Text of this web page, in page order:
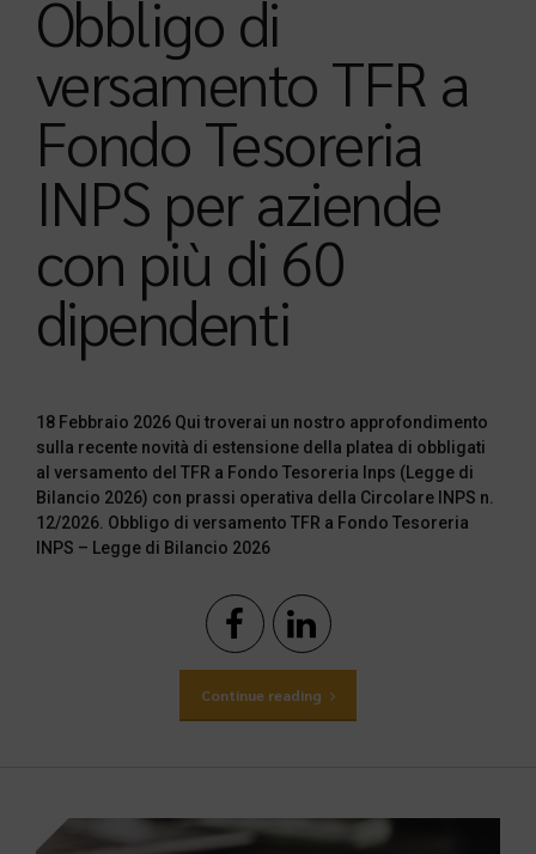
Obbligo di
versamento TFR a
Fondo Tesoreria
INPS per aziende
con più di 60
dipendenti
18 Febbraio 2026 Qui troverai un nostro approfondimento
sulla recente novità di estensione della platea di obbligati
al versamento del TFR a Fondo Tesoreria Inps (Legge di
Bilancio 2026) con prassi operativa della Circolare INPS n.
12/2026. Obbligo di versamento TFR a Fondo Tesoreria
INPS – Legge di Bilancio 2026
Continue reading